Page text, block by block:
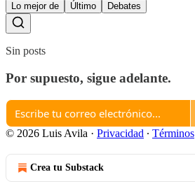
Lo mejor de Último Debates
Sin posts
Por supuesto, sigue adelante.
© 2026 Luis Avila · Privacidad ∙ Términos
Crea tu Substack